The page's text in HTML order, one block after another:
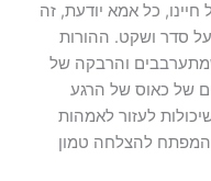
כל אמא יודעת, זה
על סדר ושקט. ההורות
והרבקה של
של כאוס של הרגע
לעזור לאמהות
המפתח להצלחה טמון